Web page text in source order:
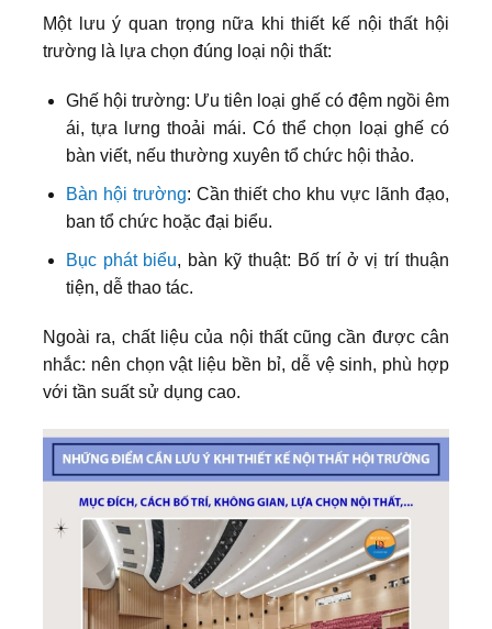
Một lưu ý quan trọng nữa khi thiết kế nội thất hội
trường là lựa chọn đúng loại nội thất:
Ghế hội trường: Ưu tiên loại ghế có đệm ngồi êm
ái, tựa lưng thoải mái. Có thể chọn loại ghế có
bàn viết, nếu thường xuyên tổ chức hội thảo.
Bàn hội trường: Cần thiết cho khu vực lãnh đạo,
ban tổ chức hoặc đại biểu.
Bục phát biểu, bàn kỹ thuật: Bố trí ở vị trí thuận
tiện, dễ thao tác.
Ngoài ra, chất liệu của nội thất cũng cần được cân
nhắc: nên chọn vật liệu bền bỉ, dễ vệ sinh, phù hợp
với tần suất sử dụng cao.